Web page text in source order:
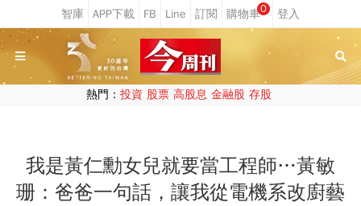
0
熱門： 投資 股票 高股息 金融股 存股
我是黃仁勳女兒就要當工程師…黃敏
珊：爸爸一句話，讓我從電機系改廚藝